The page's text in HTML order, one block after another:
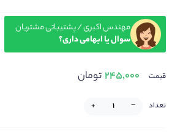
مهندس اکبری / پشتیباتی مشتریان
سوال یا ابهامی داری؟
قیمت ۲۴۵,۰۰۰تومان
تعداد −
+